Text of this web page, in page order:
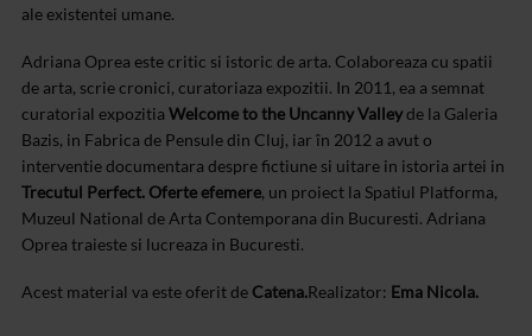
ale existentei umane.
Adriana Oprea este critic si istoric de arta. Colaboreaza cu spatii
de arta, scrie cronici, curatoriaza expozitii. In 2011, ea a semnat
curatorial expozitia Welcome to the Uncanny Valleyde la Galeria
Bazis, in Fabrica de Pensule din Cluj, iar în 2012 a avut o
interventie documentara despre fictiune si uitare in istoria artei in
Trecutul Perfect. Oferte efemere, un proiect la Spatiul Platforma,
Muzeul National de Arta Contemporana din Bucuresti. Adriana
Oprea traieste si lucreaza in Bucuresti.
Acest material va este oferit de Catena.Realizator: Ema Nicola.